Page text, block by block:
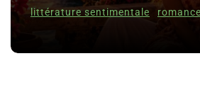
littérature sentimentale romance